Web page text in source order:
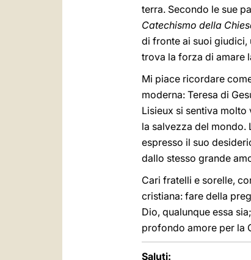
terra. Secondo le sue
Catechismo della
di fronte ai suoi giudici,
trova la forza di amare
Mi piace ricordare
moderna: Teresa di
Lisieux si sentiva
la salvezza del mondo.
espresso il suo
dallo stesso grande
Cari fratelli e sorelle,
cristiana: fare della
Dio, qualunque essa
profondo amore per la
Saluti: